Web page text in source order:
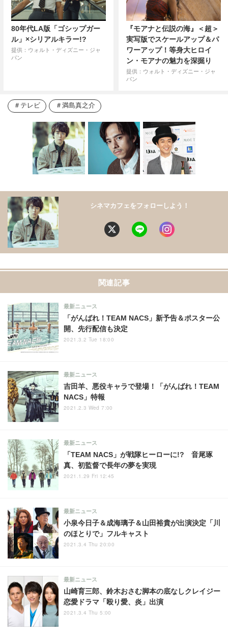
80年代LA版「ゴシップガー
ル」×シリアルキラー!?
提供：ウォルト・ディズニー・ジャ
パン
『モアナと伝説の海』＜超＞
実写版でスケールアップ＆パ
ワーアップ！等身大ヒロイ
ン・モアナの魅力を深掘り
提供：ウォルト・ディズニー・ジャ
パン
テレビ 満島真之介
シネマカフェをフォローしよう！
関連記事
「がんばれ！TEAM NACS」新予告＆ポスター公
開、先行配信も決定
最新ニュース
2021.3.2 Tue 18:00
吉田羊、悪役キャラで登場！「がんばれ！TEAM
NACS」特報
最新ニュース
2021.2.3 Wed 7:00
「TEAM NACS」が戦隊ヒーローに!? 音尾琢
真、初監督で長年の夢を実現
最新ニュース
2021.1.29 Fri 12:45
小泉今日子＆成海璃子＆山田裕貴が出演決定「川
のほとりで」フルキャスト
最新ニュース
2021.3.4 Thu 20:00
山崎育三郎、鈴木おさむ脚本の底なしクレイジー
恋愛ドラマ「殴り愛、炎」出演
最新ニュース
2021.3.4 Thu 5:00